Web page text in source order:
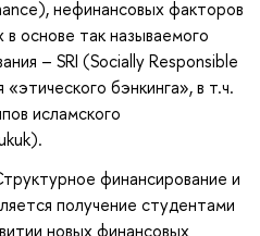
нефинансовых факторов
основе так называемого
– SRI (Socially Responsible
бэнкинга», в т.ч.
исламского
финансирование и
получение студентами
новых финансовых